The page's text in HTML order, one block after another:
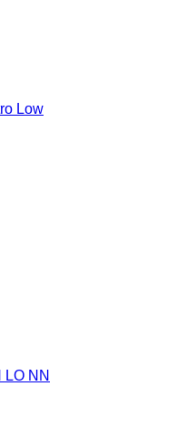
Low
LO NN